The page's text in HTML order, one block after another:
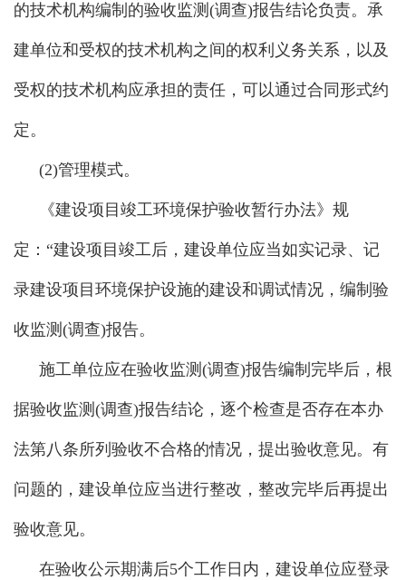
的技术机构编制的验收监测(调查)报告结论负责。承
建单位和受权的技术机构之间的权利义务关系，以及
受权的技术机构应承担的责任，可以通过合同形式约
定。
(2)管理模式。
《建设项目竣工环境保护验收暂行办法》规
定：“建设项目竣工后，建设单位应当如实记录、记
录建设项目环境保护设施的建设和调试情况，编制验
收监测(调查)报告。
施工单位应在验收监测(调查)报告编制完毕后，根
据验收监测(调查)报告结论，逐个检查是否存在本办
法第八条所列验收不合格的情况，提出验收意见。有
问题的，建设单位应当进行整改，整改完毕后再提出
验收意见。
在验收公示期满后5个工作日内，建设单位应登录